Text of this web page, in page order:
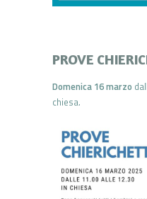
PROVE
Domenica 16 marzo
chiesa.